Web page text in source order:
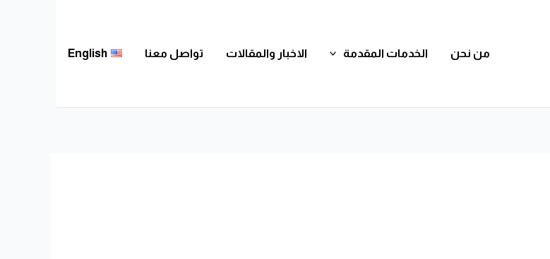
من نحن الخدمات المقدمة الاخبار والمقالات تواصل معنا English